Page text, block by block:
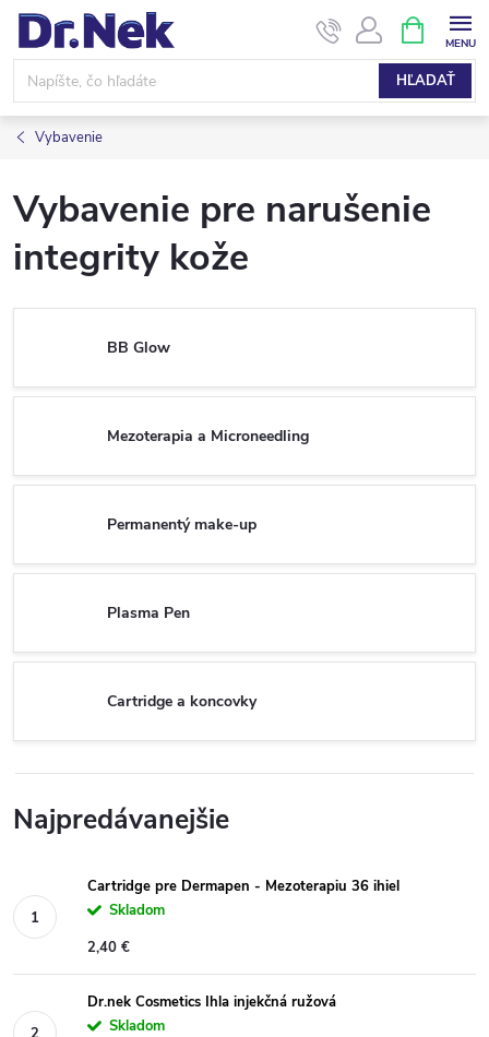
Prejsť
obsah
HĽADAŤ
KOŠÍK
Vybavenie
Vybavenie pre narušenie
integrity kože
BB Glow
Mezoterapia a Microneedling
Permanentý make-up
Plasma Pen
Cartridge a koncovky
Najpredávanejšie
Cartridge pre Dermapen - Mezoterapiu 36 ihiel
Skladom
2,40 €
Dr.nek Cosmetics Ihla injekčná ružová
Skladom